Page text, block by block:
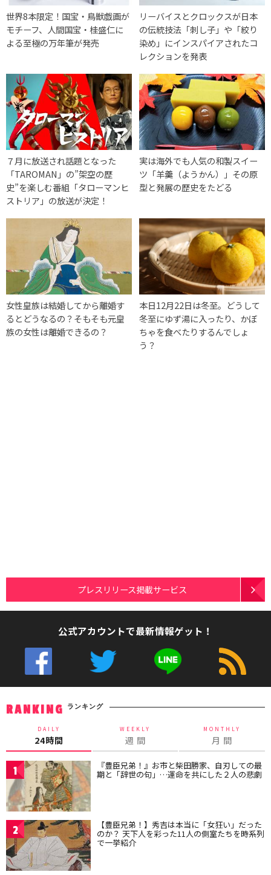
世界8本限定！国宝・鳥獣戯画が
モチーフ、人間国宝・桂盛仁に
よる至極の万年筆が発売
リーバイスとクロックスが日本
の伝統技法「刺し子」や「絞り
染め」にインスパイアされたコ
レクションを発表
７月に放送され話題となった
「TAROMAN」の”架空の歴
史”を楽しむ番組「タローマンヒ
ストリア」の放送が決定！
実は海外でも人気の和製スイー
ツ「羊羹（ようかん）」その原
型と発展の歴史をたどる
女性皇族は結婚してから離婚す
るとどうなるの？そもそも元皇
族の女性は離婚できるの？
本日12月22日は冬至。どうして
冬至にゆず湯に入ったり、かぼ
ちゃを食べたりするんでしょ
う？
プレスリリース掲載サービス
公式アカウントで最新情報ゲット！
RANKING ランキング
DAILY
24時間
WEEKLY
週 間
MONTHLY
月 間
1 『豊臣兄弟！』お市と柴田勝家、自刃しての最
期と「辞世の句」…運命を共にした２人の悲劇
2 【豊臣兄弟！】秀吉は本当に「女狂い」だった
のか？ 天下人を彩った11人の側室たちを時系列
で一挙紹介